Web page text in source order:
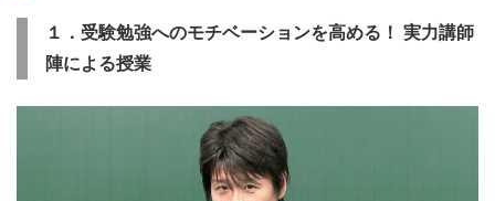
１．受験勉強へのモチベーションを高める！ 実力講師
陣による授業